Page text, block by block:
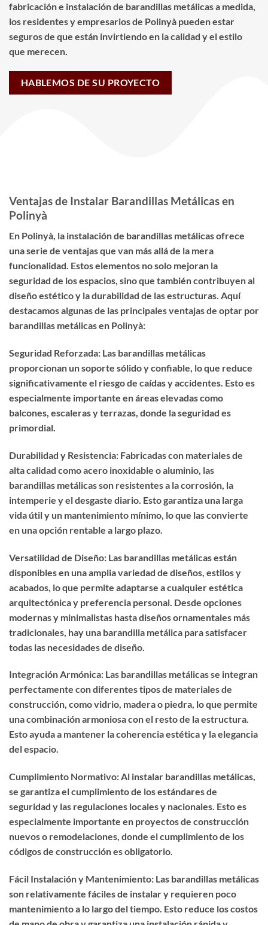
fabricación e instalación de barandillas metálicas a medida,
los residentes y empresarios de Polinyà pueden estar
seguros de que están invirtiendo en la calidad y el estilo
que merecen.
HABLEMOS DE SU PROYECTO
Ventajas de Instalar Barandillas Metálicas en
Polinyà
En Polinyà, la instalación de barandillas metálicas ofrece
una serie de ventajas que van más allá de la mera
funcionalidad. Estos elementos no solo mejoran la
seguridad de los espacios, sino que también contribuyen al
diseño estético y la durabilidad de las estructuras. Aquí
destacamos algunas de las principales ventajas de optar por
barandillas metálicas en Polinyà:
Seguridad Reforzada: Las barandillas metálicas
proporcionan un soporte sólido y confiable, lo que reduce
significativamente el riesgo de caídas y accidentes. Esto es
especialmente importante en áreas elevadas como
balcones, escaleras y terrazas, donde la seguridad es
primordial.
Durabilidad y Resistencia: Fabricadas con materiales de
alta calidad como acero inoxidable o aluminio, las
barandillas metálicas son resistentes a la corrosión, la
intemperie y el desgaste diario. Esto garantiza una larga
vida útil y un mantenimiento mínimo, lo que las convierte
en una opción rentable a largo plazo.
Versatilidad de Diseño: Las barandillas metálicas están
disponibles en una amplia variedad de diseños, estilos y
acabados, lo que permite adaptarse a cualquier estética
arquitectónica y preferencia personal. Desde opciones
modernas y minimalistas hasta diseños ornamentales más
tradicionales, hay una barandilla metálica para satisfacer
todas las necesidades de diseño.
Integración Armónica: Las barandillas metálicas se integran
perfectamente con diferentes tipos de materiales de
construcción, como vidrio, madera o piedra, lo que permite
una combinación armoniosa con el resto de la estructura.
Esto ayuda a mantener la coherencia estética y la elegancia
del espacio.
Cumplimiento Normativo: Al instalar barandillas metálicas,
se garantiza el cumplimiento de los estándares de
seguridad y las regulaciones locales y nacionales. Esto es
especialmente importante en proyectos de construcción
nuevos o remodelaciones, donde el cumplimiento de los
códigos de construcción es obligatorio.
Fácil Instalación y Mantenimiento: Las barandillas metálicas
son relativamente fáciles de instalar y requieren poco
mantenimiento a lo largo del tiempo. Esto reduce los costos